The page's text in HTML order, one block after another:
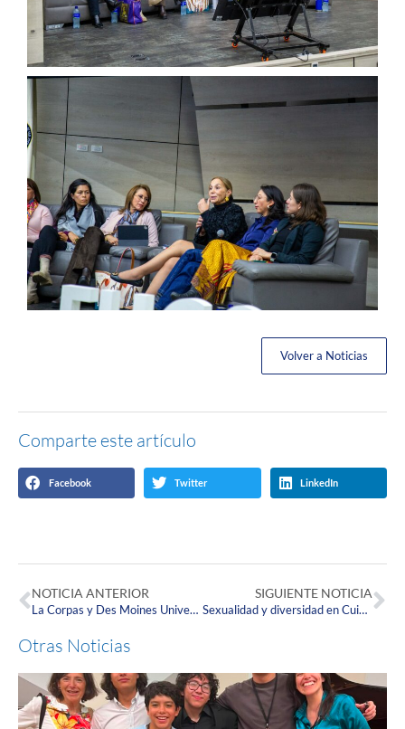
Volver a Noticias
Comparte este artículo
Facebook Twitter LinkedIn
NOTICIA ANTERIOR
La Corpas y Des Moines University: fortaleciendo lazos en salud global
SIGUIENTE NOTICIA
Sexualidad y diversidad en Cuidados Paliativos
Otras Noticias